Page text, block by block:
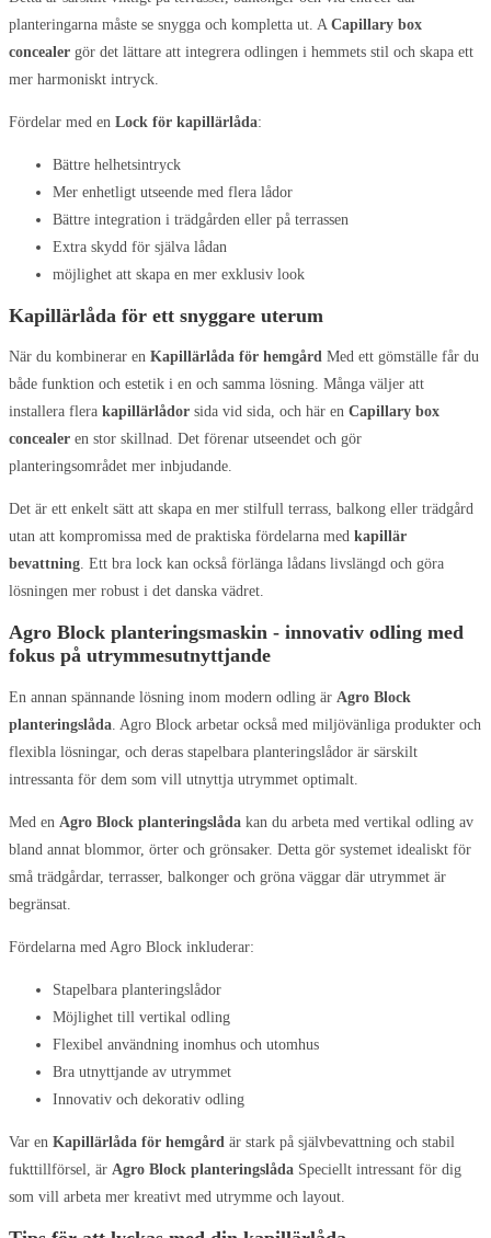
planteringarna måste se snygga och kompletta ut. A Capillary box
concealer gör det lättare att integrera odlingen i hemmets stil och skapa ett
mer harmoniskt intryck.
Fördelar med en Lock för kapillärlåda:
Bättre helhetsintryck
Mer enhetligt utseende med flera lådor
Bättre integration i trädgården eller på terrassen
Extra skydd för själva lådan
möjlighet att skapa en mer exklusiv look
Kapillärlåda för ett snyggare uterum
När du kombinerar en Kapillärlåda för hemgård Med ett gömställe får du
både funktion och estetik i en och samma lösning. Många väljer att
installera flera kapillärlådor sida vid sida, och här en Capillary box
concealer en stor skillnad. Det förenar utseendet och gör
planteringsområdet mer inbjudande.
Det är ett enkelt sätt att skapa en mer stilfull terrass, balkong eller trädgård
utan att kompromissa med de praktiska fördelarna med kapillär
bevattning. Ett bra lock kan också förlänga lådans livslängd och göra
lösningen mer robust i det danska vädret.
Agro Block planteringsmaskin - innovativ odling med
fokus på utrymmesutnyttjande
En annan spännande lösning inom modern odling är Agro Block
planteringslåda. Agro Block arbetar också med miljövänliga produkter och
flexibla lösningar, och deras stapelbara planteringslådor är särskilt
intressanta för dem som vill utnyttja utrymmet optimalt.
Med en Agro Block planteringslåda kan du arbeta med vertikal odling av
bland annat blommor, örter och grönsaker. Detta gör systemet idealiskt för
små trädgårdar, terrasser, balkonger och gröna väggar där utrymmet är
begränsat.
Fördelarna med Agro Block inkluderar:
Stapelbara planteringslådor
Möjlighet till vertikal odling
Flexibel användning inomhus och utomhus
Bra utnyttjande av utrymmet
Innovativ och dekorativ odling
Var en Kapillärlåda för hemgård är stark på självbevattning och stabil
fukttillförsel, är Agro Block planteringslåda Speciellt intressant för dig
som vill arbeta mer kreativt med utrymme och layout.